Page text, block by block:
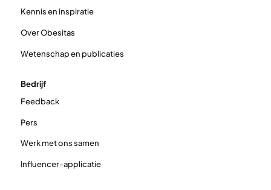
Kennis en inspiratie
Over Obesitas
Wetenschap en publicaties
Bedrijf
Feedback
Pers
Werk met ons samen
Influencer-applicatie